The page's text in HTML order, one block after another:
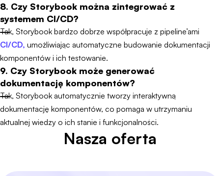
8. Czy Storybook można zintegrować z
systemem CI/CD?
Tak, Storybook bardzo dobrze współpracuje z pipeline’ami
CI/CD, umożliwiając automatyczne budowanie dokumentacji
komponentów i ich testowanie.
9. Czy Storybook może generować
dokumentację komponentów?
Tak, Storybook automatycznie tworzy interaktywną
dokumentację komponentów, co pomaga w utrzymaniu
aktualnej wiedzy o ich stanie i funkcjonalności.
Nasza oferta